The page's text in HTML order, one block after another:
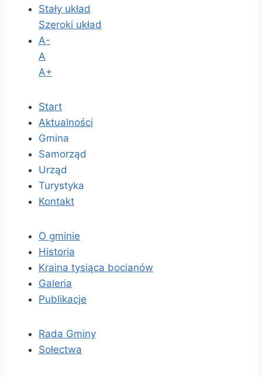
Stały układ
Szeroki układ
A-
A
A+
Start
Aktualności
Gmina
Samorząd
Urząd
Turystyka
Kontakt
O gminie
Historia
Kraina tysiąca bocianów
Galeria
Publikacje
Rada Gminy
Sołectwa